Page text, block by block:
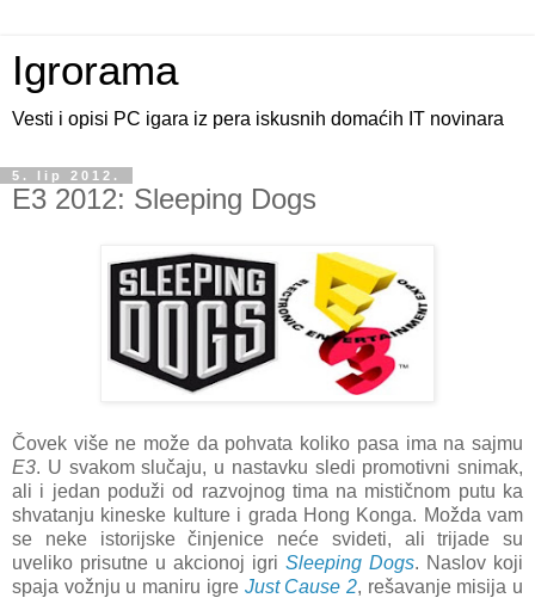
Igrorama
Vesti i opisi PC igara iz pera iskusnih domaćih IT novinara
5. lip 2012.
E3 2012: Sleeping Dogs
Čovek više ne može da pohvata koliko pasa ima na sajmu
E3. U svakom slučaju, u nastavku sledi promotivni snimak,
ali i jedan poduži od razvojnog tima na mističnom putu ka
shvatanju kineske kulture i grada Hong Konga. Možda vam
se neke istorijske činjenice neće svideti, ali trijade su
uveliko prisutne u akcionoj igri Sleeping Dogs. Naslov koji
spaja vožnju u maniru igre Just Cause 2, rešavanje misija u